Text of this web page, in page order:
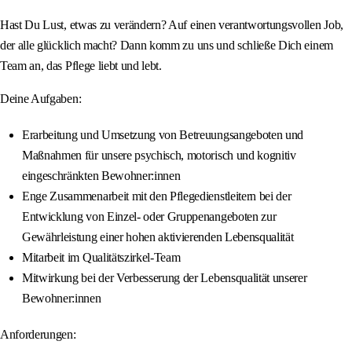
Hast Du Lust, etwas zu verändern? Auf einen verantwortungsvollen Job,
der alle glücklich macht? Dann komm zu uns und schließe Dich einem
Team an, das Pflege liebt und lebt.
Deine Aufgaben:
Erarbeitung und Umsetzung von Betreuungsangeboten und
Maßnahmen für unsere psychisch, motorisch und kognitiv
eingeschränkten Bewohner:innen
Enge Zusammenarbeit mit den Pflegedienstleitern bei der
Entwicklung von Einzel- oder Gruppenangeboten zur
Gewährleistung einer hohen aktivierenden Lebensqualität
Mitarbeit im Qualitätszirkel-Team
Mitwirkung bei der Verbesserung der Lebensqualität unserer
Bewohner:innen
Anforderungen: